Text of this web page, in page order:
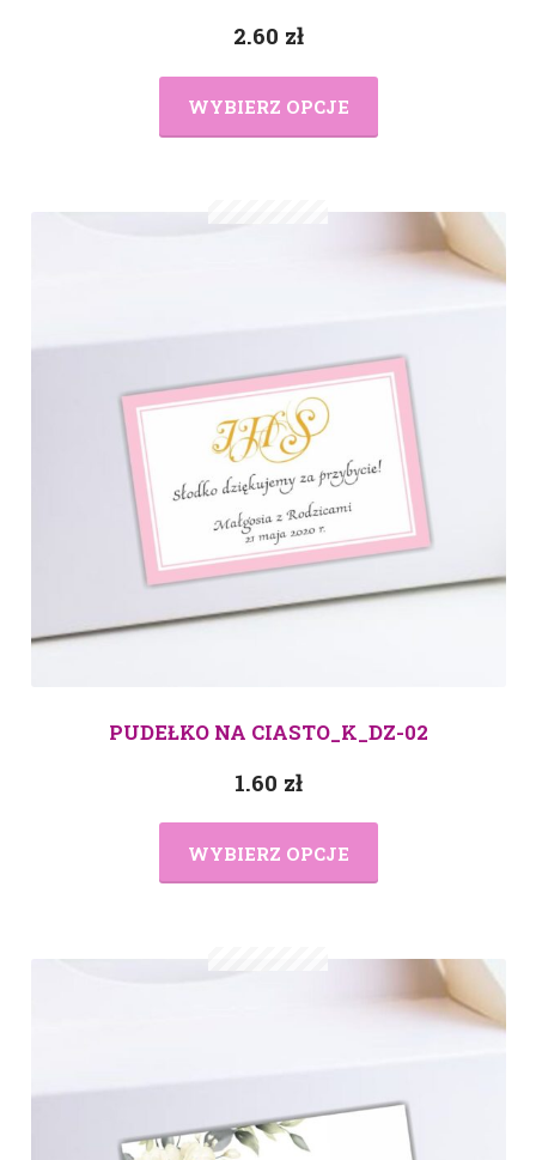
2.60 zł
WYBIERZ OPCJE
PUDEŁKO NA CIASTO_K_DZ-02
1.60 zł
WYBIERZ OPCJE